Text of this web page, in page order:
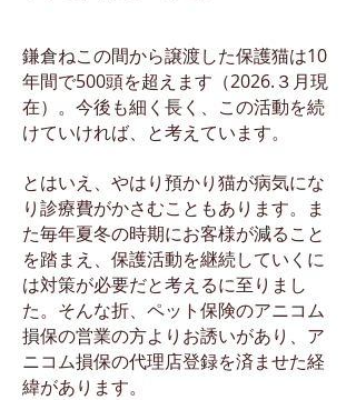
鎌倉ねこの間から譲渡した保護猫は10
年間で500頭を超えます（2026.３月現
在）。今後も細く長く、この活動を続
けていければ、と考えています。
とはいえ、やはり預かり猫が病気にな
り診療費がかさむこともあります。ま
た毎年夏冬の時期にお客様が減ること
を踏まえ、保護活動を継続していくに
は対策が必要だと考えるに至りまし
た。そんな折、ペット保険のアニコム
損保の営業の方よりお誘いがあり、ア
ニコム損保の代理店登録を済ませた経
緯があります。